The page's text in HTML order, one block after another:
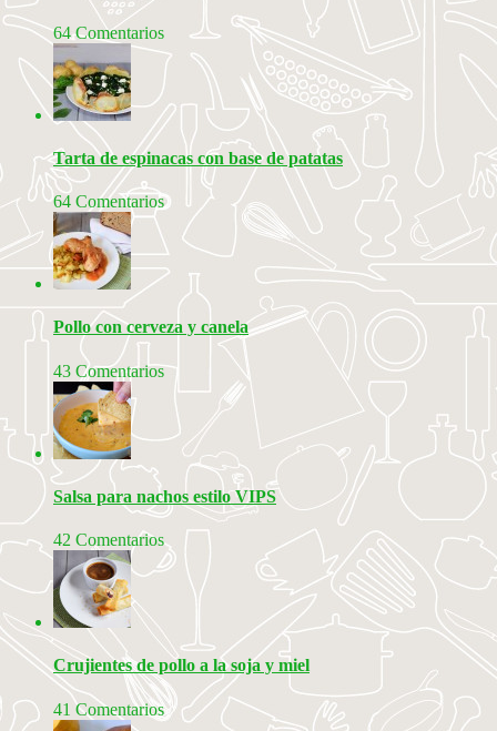
64 Comentarios
Tarta de espinacas con base de patatas
64 Comentarios
Pollo con cerveza y canela
43 Comentarios
Salsa para nachos estilo VIPS
42 Comentarios
Crujientes de pollo a la soja y miel
41 Comentarios